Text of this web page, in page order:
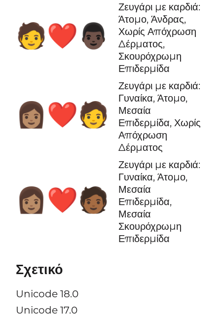
🧑‍❤️‍👨🏿
Ζευγάρι με καρδιά:
Άτομο, Άνδρας,
Χωρίς Απόχρωση
Δέρματος,
Σκουρόχρωμη
Επιδερμίδα
👩🏽‍❤️‍🧑
Ζευγάρι με καρδιά:
Γυναίκα, Άτομο,
Μεσαία
Επιδερμίδα, Χωρίς
Απόχρωση
Δέρματος
👩🏽‍❤️‍🧑🏾
Ζευγάρι με καρδιά:
Γυναίκα, Άτομο,
Μεσαία
Επιδερμίδα,
Μεσαία
Σκουρόχρωμη
Επιδερμίδα
Σχετικό
Unicode 18.0
Unicode 17.0